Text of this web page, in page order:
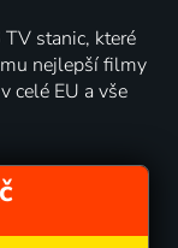
stanic, které
nejlepší filmy
celé EU a vše